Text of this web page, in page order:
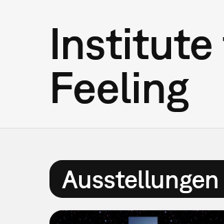
Institute
Feeling